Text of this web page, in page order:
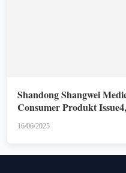
Shandong Shangwei
Consumer Produkt
16/06/2025